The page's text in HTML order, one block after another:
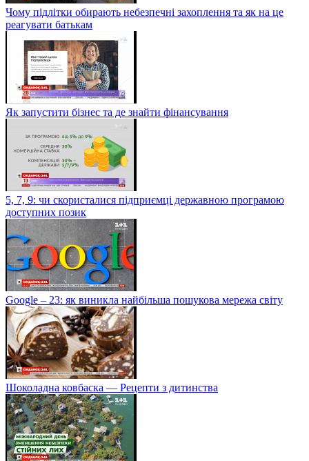
Чому підлітки обирають небезпечні захоплення та як на це
реагувати батькам
Як запустити бізнес та де знайти фінансування
5, 7, 9: чи скористалися підприємці державною програмою
доступних позик
Google – 23: як виникла найбільша пошукова мережа світу
Шоколадна ковбаска — Рецепти з дитинства